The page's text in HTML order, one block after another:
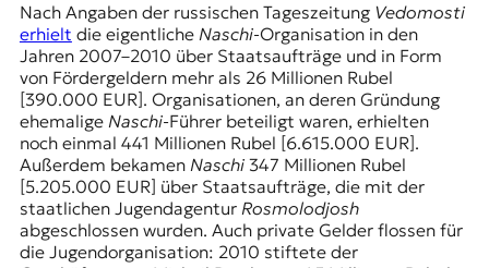
Nach Angaben der russischen Tageszeitung Vedomosti
erhielt die eigentliche Naschi-Organisation in den
Jahren 2007–2010 über Staatsaufträge und in Form
von Fördergeldern mehr als 26 Millionen Rubel
[390.000 EUR]. Organisationen, an deren Gründung
ehemalige Naschi-Führer beteiligt waren, erhielten
noch einmal 441 Millionen Rubel [6.615.000 EUR].
Außerdem bekamen Naschi347 Millionen Rubel
[5.205.000 EUR] über Staatsaufträge, die mit der
staatlichen Jugendagentur Rosmolodjosh
abgeschlossen wurden. Auch private Gelder flossen für
die Jugendorganisation: 2010 stiftete der